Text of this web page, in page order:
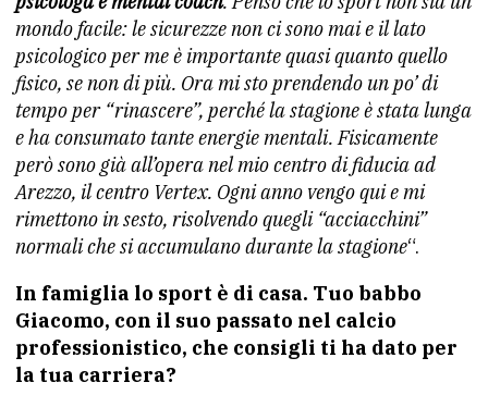
mondo facile: le sicurezze non ci sono mai e il lato
psicologico per me è importante quasi quanto quello
fisico, se non di più. Ora mi sto prendendo un po’ di
tempo per “rinascere”, perché la stagione è stata lunga
e ha consumato tante energie mentali. Fisicamente
però sono già all’opera nel mio centro di fiducia ad
Arezzo, il centro Vertex. Ogni anno vengo qui e mi
rimettono in sesto, risolvendo quegli “acciacchini”
normali che si accumulano durante la stagione“.
In famiglia lo sport è di casa. Tuo babbo
Giacomo, con il suo passato nel calcio
professionistico, che consigli ti ha dato per
la tua carriera?